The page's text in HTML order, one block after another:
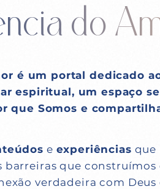
do
é um portal dedicado
espiritual, um espaço
que Somos e
e experiências que
que
verdadeira com Deus